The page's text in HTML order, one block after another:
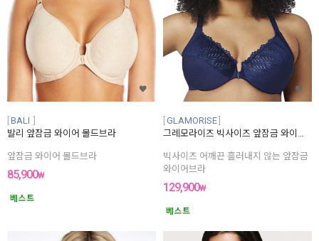
BALI
발리 앞잠금 와이어 몰드브라
앞잠금 와이어 몰드브라
85,900₩
GLAMORISE
그레모라이즈 빅사이즈 앞잠금 와이어 브라
빅사이즈 어깨끈 흘러내지 않는 앞잠금
와이어브라
129,900₩